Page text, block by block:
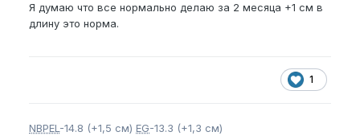
Я думаю что все нормально делаю за 2 месяца +1 см в
длину это норма.
1
NBPEL -14.8 (+1,5 см) EG-13.3 (+1,3 см)